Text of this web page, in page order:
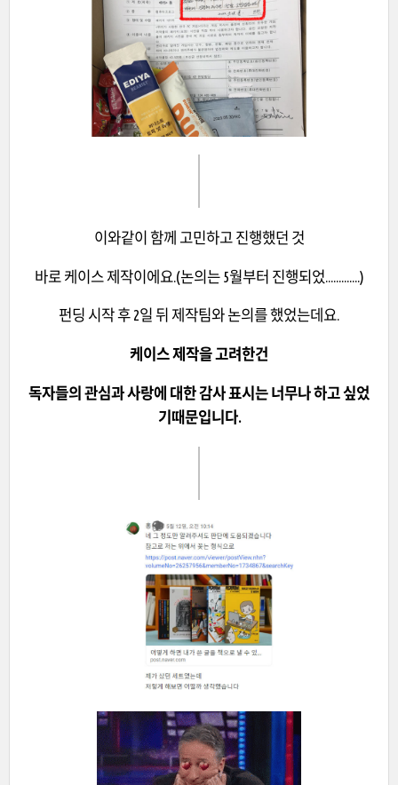
이와같이 함께 고민하고 진행했던 것
바로 케이스 제작이에요.(논의는 5월부터 진행되었.............)
펀딩 시작 후 2일 뒤 제작팀와 논의를 했었는데요.
케이스 제작을 고려한건
독자들의 관심과 사랑에 대한 감사 표시는 너무나 하고 싶었
기때문입니다.